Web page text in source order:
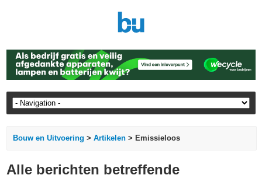
Bouw en Uitvoering >Artikelen > Emissieloos
Alle berichten betreffende